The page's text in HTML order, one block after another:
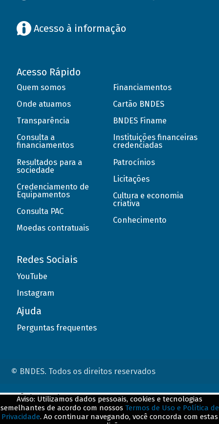
Acesso à informação
Acesso Rápido
Quem somos
Onde atuamos
Transparência
Consulta a
financiamentos
Resultados para a
sociedade
Credenciamento de
Equipamentos
Consulta PAC
Moedas contratuais
Financiamentos
Cartão BNDES
BNDES Finame
Instituições financeiras
credenciadas
Patrocínios
Licitações
Cultura e economia
criativa
Conhecimento
Redes Sociais
YouTube
Instagram
Ajuda
Perguntas frequentes
© BNDES. Todos os direitos reservados
Aviso: Utilizamos dados pessoais, cookies e tecnologias
semelhantes de acordo com nossos Termos de Uso e Política de
Privacidade. Ao continuar navegando, você concorda com estas
ConteÃºdo complementar
${title}${badge}